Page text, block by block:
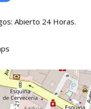
Abierto 24 Horas.